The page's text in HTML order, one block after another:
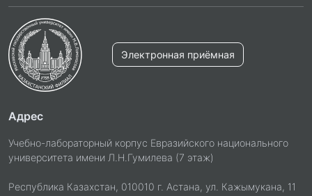
Электронная приёмная
Адрес
Учебно-лабораторный корпус Евразийского национального
университета имени Л.Н.Гумилева (7 этаж)
Республика Казахстан, 010010 г. Астана, ул. Кажымукана, 11